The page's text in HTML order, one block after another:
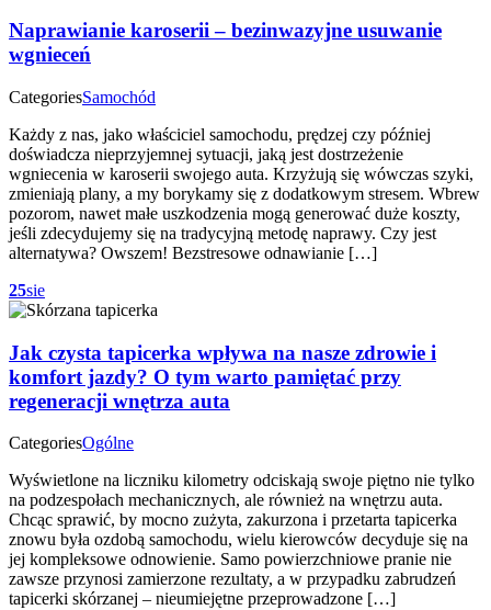
Naprawianie karoserii – bezinwazyjne usuwanie
wgnieceń
CategoriesSamochód
Każdy z nas, jako właściciel samochodu, prędzej czy później
doświadcza nieprzyjemnej sytuacji, jaką jest dostrzeżenie
wgniecenia w karoserii swojego auta. Krzyżują się wówczas szyki,
zmieniają plany, a my borykamy się z dodatkowym stresem. Wbrew
pozorom, nawet małe uszkodzenia mogą generować duże koszty,
jeśli zdecydujemy się na tradycyjną metodę naprawy. Czy jest
alternatywa? Owszem! Bezstresowe odnawianie […]
25sie
Jak czysta tapicerka wpływa na nasze zdrowie i
komfort jazdy? O tym warto pamiętać przy
regeneracji wnętrza auta
CategoriesOgólne
Wyświetlone na liczniku kilometry odciskają swoje piętno nie tylko
na podzespołach mechanicznych, ale również na wnętrzu auta.
Chcąc sprawić, by mocno zużyta, zakurzona i przetarta tapicerka
znowu była ozdobą samochodu, wielu kierowców decyduje się na
jej kompleksowe odnowienie. Samo powierzchniowe pranie nie
zawsze przynosi zamierzone rezultaty, a w przypadku zabrudzeń
tapicerki skórzanej – nieumiejętne przeprowadzone […]